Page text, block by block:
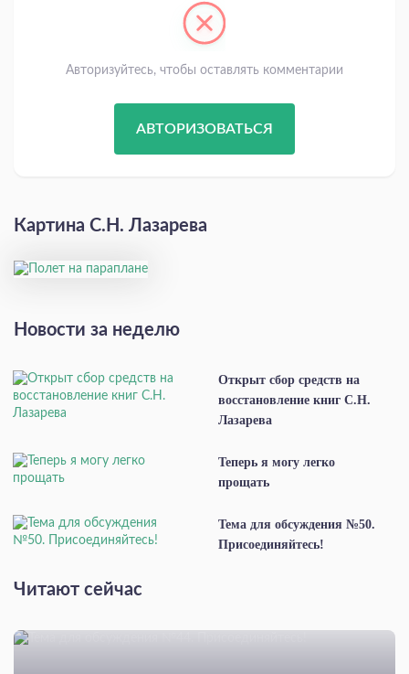
Авторизуйтесь, чтобы оставлять комментарии
АВТОРИЗОВАТЬСЯ
Картина С.Н. Лазарева
Новости за неделю
Открыт сбор средств на
восстановление книг С.Н.
Лазарева
Теперь я могу легко
прощать
Тема для обсуждения №50.
Присоединяйтесь!
Читают сейчас